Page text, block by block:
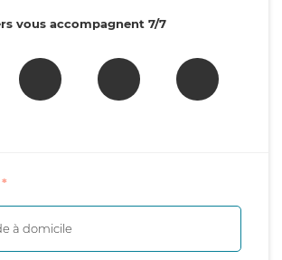
vous accompagnent 7/7
à domicile